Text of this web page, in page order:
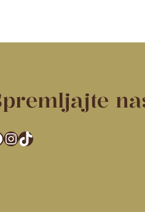
Instagram
TikTok